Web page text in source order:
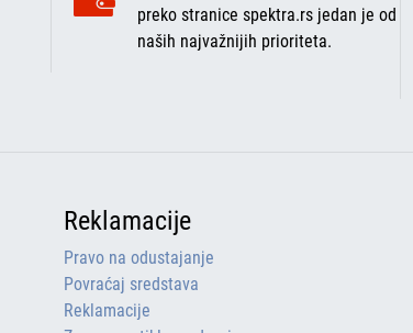
preko stranice spektra.rs jedan je od
naših najvažnijih prioriteta.
Reklamacije
Pravo na odustajanje
Povraćaj sredstava
Reklamacije